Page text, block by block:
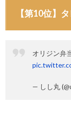
【第10位】
オリジン弁
— しし丸